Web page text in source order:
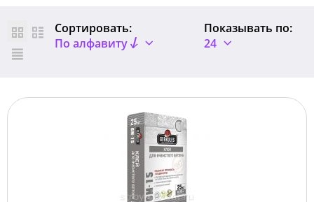
Сортировать:
По алфавиту
Показывать по:
24